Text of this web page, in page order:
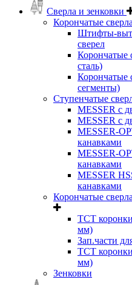
Сверла и зенковки
Корончатые
Штифты-
сверел
Корончатые
сталь)
Корончатые
сегменты)
Ступенчатые
MESSER с
MESSER с
MESSER-
канавками
MESSER-
канавками
MESSER
канавками
Корончатые
ТСТ
мм)
Зап.части
ТСТ
мм)
Зенковки